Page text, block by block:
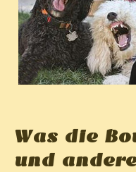
Was die
und